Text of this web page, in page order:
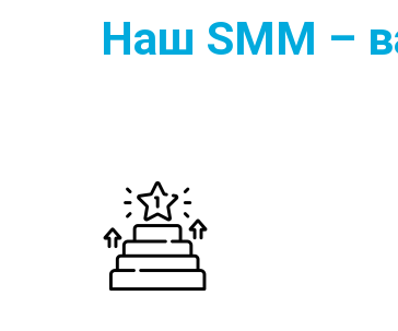
Наш SMM –